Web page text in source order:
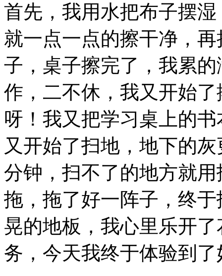
首先，我用水把布子摆
就一点一点的擦干净，
子，桌子擦完了，我累
作，二不休，我又开始
呀！我又把学习桌上的
又开始了扫地，地下的
分钟，扫不了的地方就
拖，拖了好一阵子，终
晃的地板，我心里乐开
务，今天我终于体验到